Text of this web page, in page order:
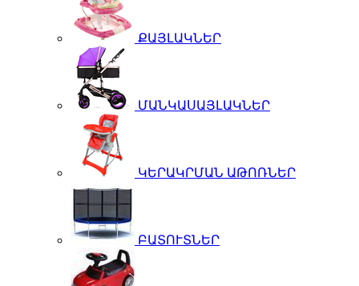
ՔԱՅԼԱԿՆԵՐ
ՄԱՆԿԱՍԱՅԼԱԿՆԵՐ
ԿԵՐԱԿՐՄԱՆ ԱԹՈՌՆԵՐ
ԲԱՏՈՒՏՆԵՐ